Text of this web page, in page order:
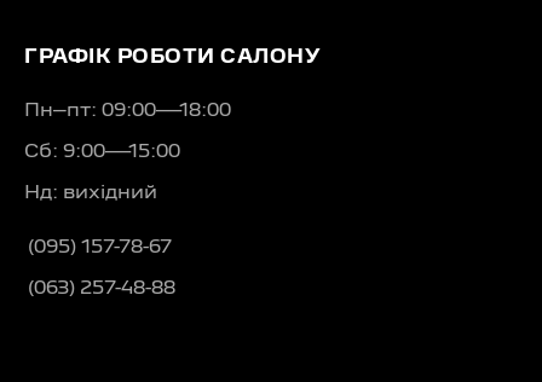
ГРАФІК РОБОТИ САЛОНУ
Пн–пт: 09:00—18:00
Сб: 9:00—15:00
Нд: вихідний
(095) 157-78-67
(063) 257-48-88